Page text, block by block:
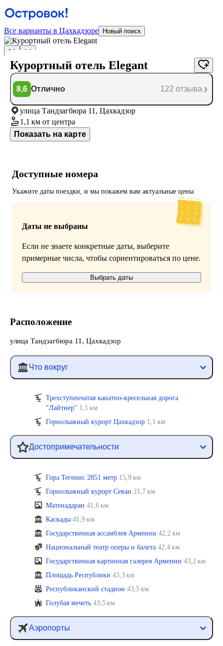
Все варианты в Цахкадзоре Новый поиск
Курортный отель Elegant
8,6 Отлично 122 отзыва
улица Тандзагбюра 11, Цахкадзор
1,1 км от центра
Показать на карте
Доступные номера
Укажите даты поездки, и мы покажем вам актуальные цены
Даты не выбраны
Если не знаете конкретные даты, выберите
примерные числа, чтобы сориентироваться по цене.
Выбрать даты
Расположение
улица Тандзагбюра 11, Цахкадзор
Что вокруг
Трехступенчатая канатно-кресельная дорога
"Лайтнер" 1,1 км
Горнолыжный курорт Цахкадзор 1,1 км
Достопримечательности
Гора Тегенис 2851 метр 15,9 км
Горнолыжный курорт Севан 21,7 км
Матенадаран 41,6 км
Каскады 41,9 км
Государственная ассамблея Армении 42,2 км
Национальный театр оперы и балета 42,4 км
Государственная картинная галерея Армении 43,2 км
Площадь Республики 43,3 км
Республиканский стадион 43,5 км
Голубая мечеть 43,5 км
Аэропорты